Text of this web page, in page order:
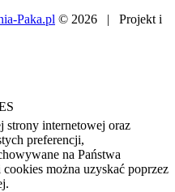
Paka.pl © 2026 | Projekt i
strony internetowej oraz
preferencji,
na Państwa
można uzyskać poprzez